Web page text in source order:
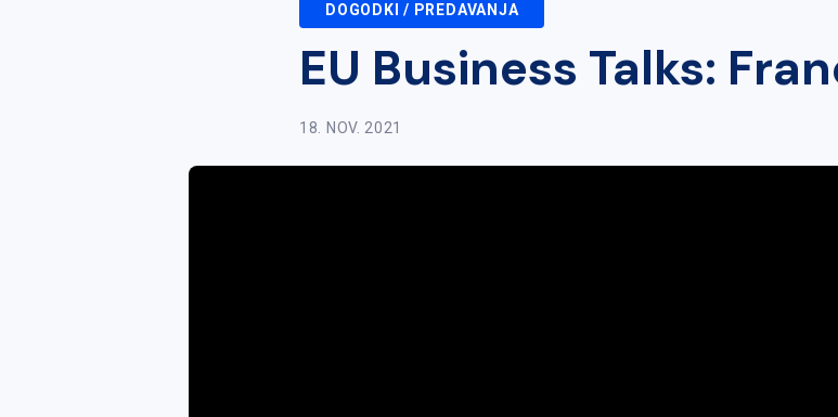
DOGODKI / PREDAVANJA
EU Business Talks:
18. NOV. 2021